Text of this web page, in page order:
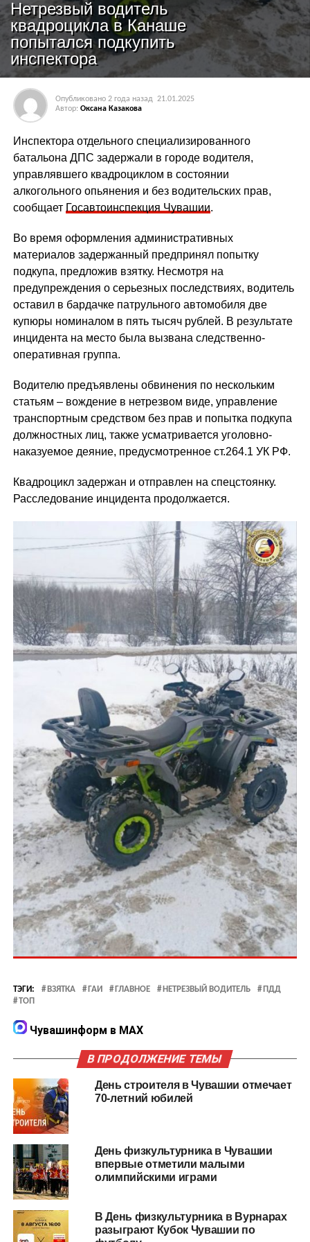
Нетрезвый водитель
квадроцикла в Канаше
попытался подкупить
инспектора
Опубликовано 2 года назад 21.01.2025
Автор: Оксана Казакова
Инспектора отдельного специализированного
батальона ДПС задержали в городе водителя,
управлявшего квадроциклом в состоянии
алкогольного опьянения и без водительских прав,
сообщает Госавтоинспекция Чувашии.
Во время оформления административных
материалов задержанный предпринял попытку
подкупа, предложив взятку. Несмотря на
предупреждения о серьезных последствиях, водитель
оставил в бардачке патрульного автомобиля две
купюры номиналом в пять тысяч рублей. В результате
инцидента на место была вызвана следственно-
оперативная группа.
Водителю предъявлены обвинения по нескольким
статьям – вождение в нетрезвом виде, управление
транспортным средством без прав и попытка подкупа
должностных лиц, также усматривается уголовно-
наказуемое деяние, предусмотренное ст.264.1 УК РФ.
Квадроцикл задержан и отправлен на спецстоянку.
Расследование инцидента продолжается.
ТЭГИ: ВЗЯТКА ГАИ ГЛАВНОЕ НЕТРЕЗВЫЙ ВОДИТЕЛЬ
ПДД
ТОП
Чувашинформ в MAX
В ПРОДОЛЖЕНИЕ ТЕМЫ
День строителя в Чувашии отмечает
70-летний юбилей
День физкультурника в Чувашии
впервые отметили малыми
олимпийскими играми
В День физкультурника в Вурнарах
разыграют Кубок Чувашии по